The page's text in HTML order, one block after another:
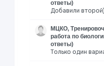
ответы)
Добавили второй)
МЦКО,
работа по
ответы)
Только один